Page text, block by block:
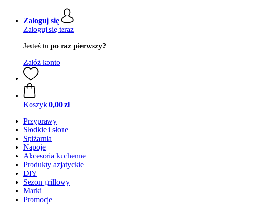
Zaloguj się
Zaloguj się teraz
Jesteś tu po raz pierwszy?
Załóż konto
Koszyk 0,00 zł
Przyprawy
Słodkie i słone
Spiżarnia
Napoje
Akcesoria kuchenne
Produkty azjatyckie
DIY
Sezon grillowy
Marki
Promocje